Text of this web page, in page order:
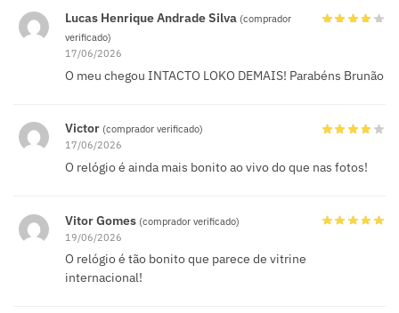
Lucas Henrique Andrade Silva (comprador
verificado)
17/06/2026
O meu chegou INTACTO LOKO DEMAIS! Parabéns Brunão
Victor (comprador verificado)
17/06/2026
O relógio é ainda mais bonito ao vivo do que nas fotos!
Vitor Gomes (comprador verificado)
19/06/2026
O relógio é tão bonito que parece de vitrine
internacional!